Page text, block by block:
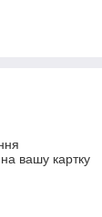
вашу картку